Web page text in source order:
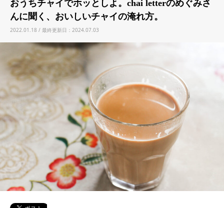
おうちチャイでホッとしよ。chai letterのめぐみさ
んに聞く、おいしいチャイの淹れ方。
2022.01.18 / 最終更新日：2024.07.03